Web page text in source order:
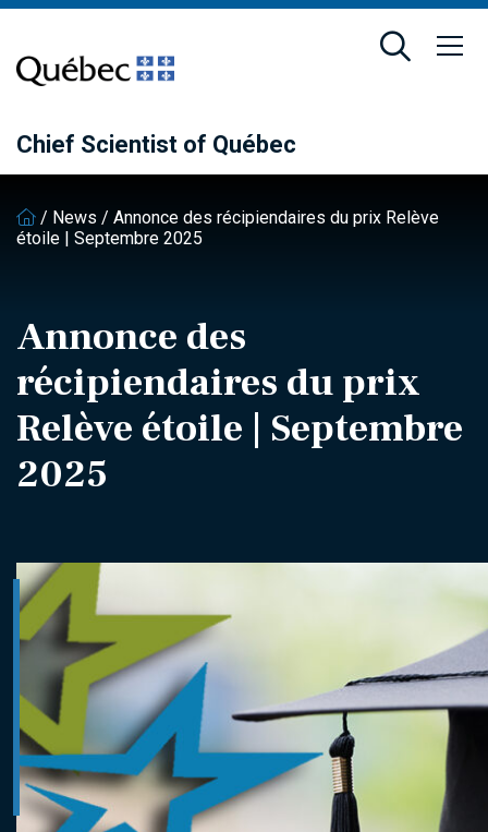
main
content
footer
Chief Scientist of Québec
/ News / Annonce des récipiendaires du prix Relève
étoile | Septembre 2025
Annonce des
récipiendaires du prix
Relève étoile | Septembre
2025